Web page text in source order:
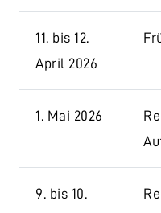
11. bis 12.
April 2026
1. Mai 2026
9. bis 10.